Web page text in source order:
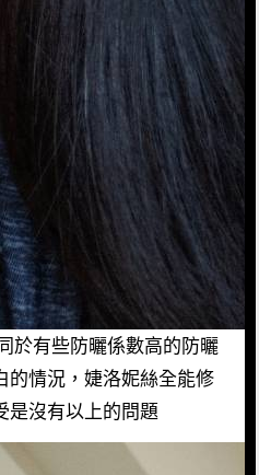
於有些防曬係數高的防曬
的情況，婕洛妮絲全能修
是沒有以上的問題